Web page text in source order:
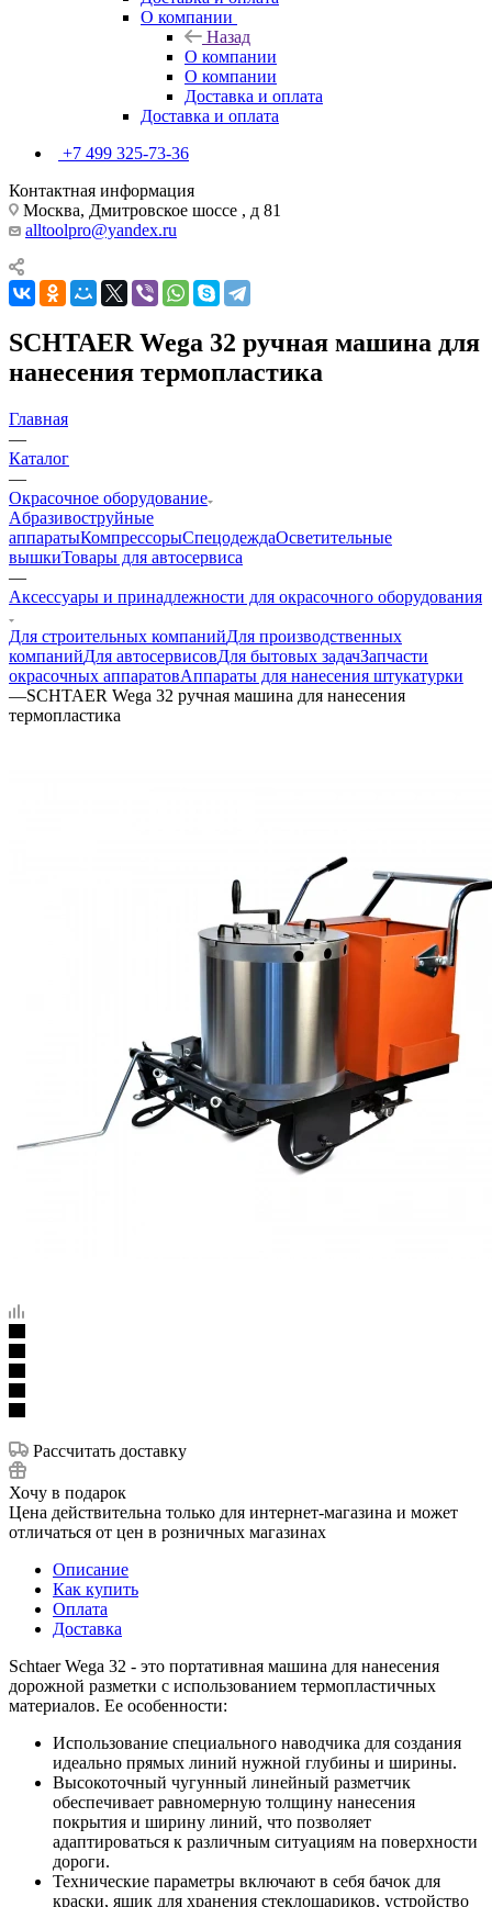
О компании
Назад
О компании
О компании
Доставка и оплата
Доставка и оплата
+7 499 325-73-36
Контактная информация
Москва, Дмитровское шоссе , д 81
alltoolpro@yandex.ru
SCHTAER Wega 32 ручная машина для
нанесения термопластика
Главная
—
Каталог
—
Окрасочное оборудование
Aбразивоструйные
аппаратыКомпрессорыСпецодеждаОсветительные
вышкиТовары для автосервиса
—
Аксессуары и принадлежности для окрасочного оборудования
Для строительных компанийДля производственных
компанийДля автосервисовДля бытовых задачЗапчасти
окрасочных аппаратовАппараты для нанесения штукатурки
—SCHTAER Wega 32 ручная машина для нанесения
термопластика
Рассчитать доставку
Хочу в подарок
Цена действительна только для интернет-магазина и может
отличаться от цен в розничных магазинах
Описание
Как купить
Оплата
Доставка
Schtaer Wega 32 - это портативная машина для нанесения
дорожной разметки с использованием термопластичных
материалов. Ее особенности:
Использование специального наводчика для создания
идеально прямых линий нужной глубины и ширины.
Высокоточный чугунный линейный разметчик
обеспечивает равномерную толщину нанесения
покрытия и ширину линий, что позволяет
адаптироваться к различным ситуациям на поверхности
дороги.
Технические параметры включают в себя бачок для
краски, ящик для хранения стеклошариков, устройство